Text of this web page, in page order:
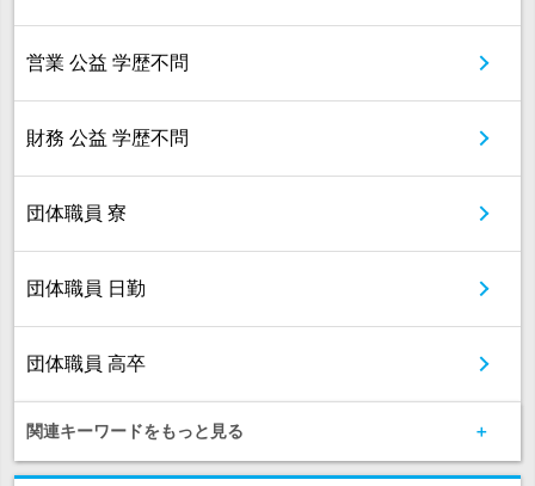
営業 公益 学歴不問
財務 公益 学歴不問
団体職員 寮
団体職員 日勤
団体職員 高卒
関連キーワードをもっと見る